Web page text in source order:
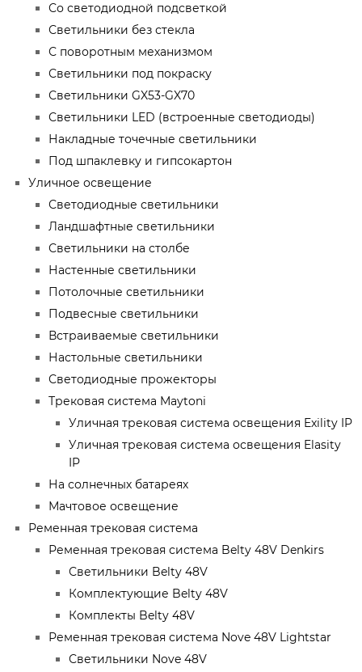
Со светодиодной подсветкой
Светильники без стекла
С поворотным механизмом
Светильники под покраску
Светильники GX53-GX70
Светильники LED (встроенные светодиоды)
Накладные точечные светильники
Под шпаклевку и гипсокартон
Уличное освещение
Светодиодные светильники
Ландшафтные светильники
Светильники на столбе
Настенные светильники
Потолочные светильники
Подвесные светильники
Встраиваемые светильники
Настольные светильники
Светодиодные прожекторы
Трековая система Maytoni
Уличная трековая система освещения Exility IP
Уличная трековая система освещения Elasity
IP
На солнечных батареях
Мачтовое освещение
Ременная трековая система
Ременная трековая система Belty 48V Denkirs
Светильники Belty 48V
Комплектующие Belty 48V
Комплекты Belty 48V
Ременная трековая система Nove 48V Lightstar
Светильники Nove 48V